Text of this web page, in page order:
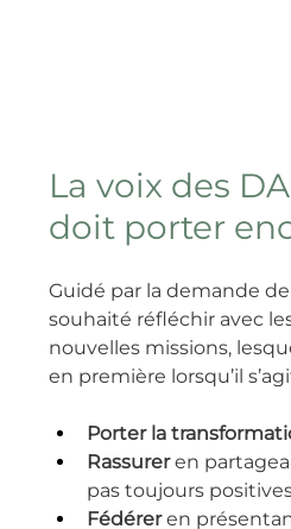
La voix des
doit porter
Guidé par la demande de
souhaité réfléchir avec
nouvelles missions,
en première lorsqu’il
Porter la
Rassurer en
pas toujours
Fédérer en